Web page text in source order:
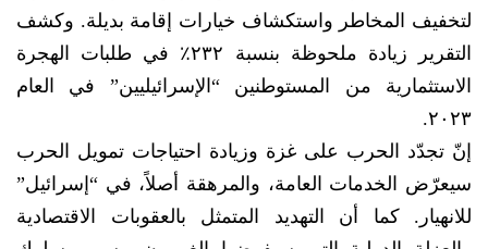
لتخفيف المخاطر واستكشاف خيارات إقامة بديلة. وكشف
التقرير زيادة ملحوظة بنسبة ٢٣٢٪ في طلبات الهجرة
الاستثمارية من المستوطنين “الإسرائيليين” في العام
٢٠٢٣.
إنّ تجدّد الحرب على غزة وزيادة احتياجات تمويل الحرب
سيعرّض الخدمات العامة، والمرهقة أصلاً، في “إسرائيل”
للانهيار. كما أن التهديد المتمثل بالعقوبات الاقتصادية